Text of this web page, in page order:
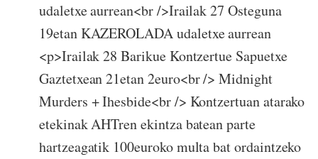
udaletxe aurrean<br />Irailak 27 Osteguna
19etan KAZEROLADA udaletxe aurrean
<p>Irailak 28 Barikue Kontzertue Sapuetxe
Gaztetxean 21etan 2euro<br /> Midnight
Murders + Ihesbide<br /> Kontzertuan atarako
etekinak AHTren ekintza batean parte
hartzeagatik 100euroko multa bat ordaintzeko